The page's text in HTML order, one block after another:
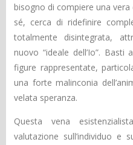
bisogno di compiere una
sé, cerca di ridefinire
totalmente disintegrata,
nuovo “ideale dell’Io”.
figure rappresentate,
una forte malinconia
velata speranza.
Questa vena
valutazione sull’individuo e